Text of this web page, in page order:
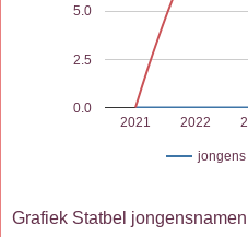
jongens
2021 2022
0.0
2.5
5.0
Grafiek Statbel